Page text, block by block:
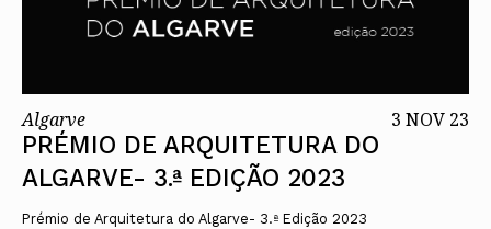
Algarve 3 NOV 23
PRÉMIO DE ARQUITETURA DO
ALGARVE- 3.ª EDIÇÃO 2023
Prémio de Arquitetura do Algarve- 3.ª Edição 2023